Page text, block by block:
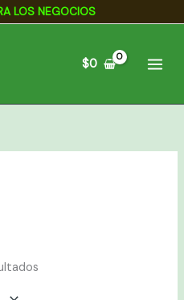
LOS NEGOCIOS
$0
Ordenado
por
los